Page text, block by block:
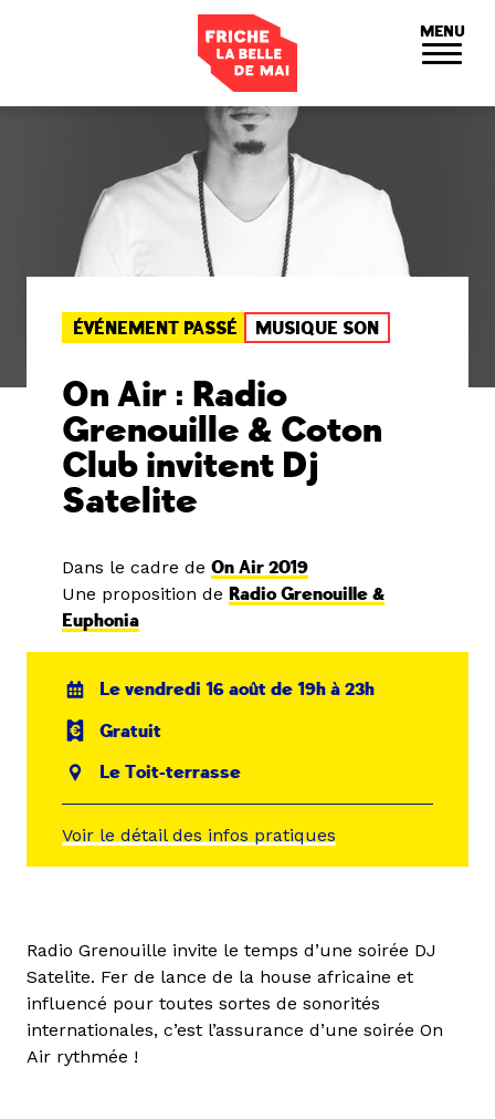
MENU
ÉVÉNEMENT PASSÉ MUSIQUE SON
On Air : Radio
Grenouille & Coton
Club invitent Dj
Satelite
Dans le cadre de On Air 2019
Une proposition de Radio Grenouille &
Euphonia
Le vendredi 16 août de 19h à 23h
Gratuit
Le Toit-terrasse
Voir le détail des infos pratiques
Radio Grenouille invite le temps d’une soirée DJ
Satelite. Fer de lance de la house africaine et
influencé pour toutes sortes de sonorités
internationales, c’est l’assurance d’une soirée On
Air rythmée !
Panneau de gestion des cookies